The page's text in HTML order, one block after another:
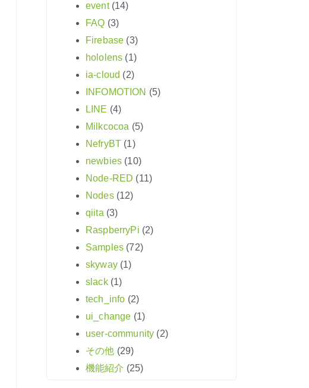
event(14)
FAQ (3)
Firebase (3)
hololens (1)
ia-cloud (2)
INFOMOTION (5)
LINE (4)
Milkcocoa (5)
NefryBT (1)
newbies (10)
Node-RED (11)
Nodes(12)
qiita (3)
RaspberryPi (2)
Samples (72)
skyway(1)
slack(1)
tech_info (2)
ui_change (1)
user-community (2)
その他 (29)
機能紹介 (25)